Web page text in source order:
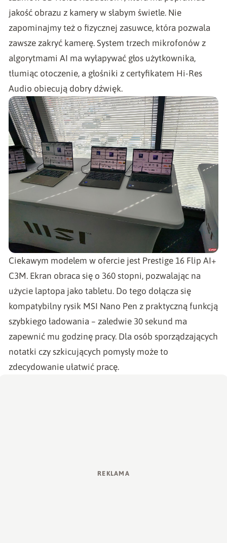
jakość obrazu z kamery w słabym świetle. Nie
zapominajmy też o fizycznej zasuwce, która pozwala
zawsze zakryć kamerę. System trzech mikrofonów z
algorytmami AI ma wyłapywać głos użytkownika,
tłumiąc otoczenie, a głośniki z certyfikatem Hi-Res
Audio obiecują dobry dźwięk.
Ciekawym modelem w ofercie jest Prestige 16 Flip AI+
C3M. Ekran obraca się o 360 stopni, pozwalając na
użycie laptopa jako tabletu. Do tego dołącza się
kompatybilny rysik MSI Nano Pen z praktyczną funkcją
szybkiego ładowania – zaledwie 30 sekund ma
zapewnić mu godzinę pracy. Dla osób sporządzających
notatki czy szkicujących pomysły może to
zdecydowanie ułatwić pracę.